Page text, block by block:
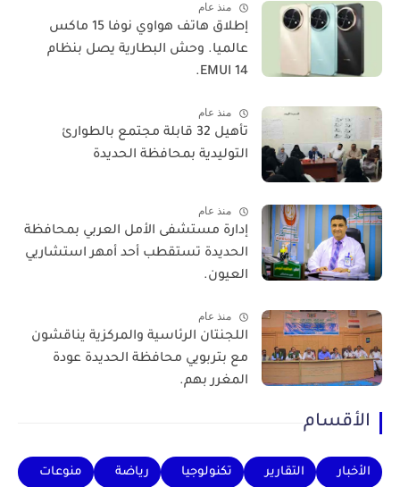
منذ عام
​إطلاق هاتف هواوي نوفا 15 ماكس
عالميا. وحش البطارية يصل بنظام
EMUI 14.
منذ عام
تأهيل 32 قابلة مجتمع بالطوارئ
التوليدية بمحافظة الحديدة
منذ عام
إدارة مستشفى الأمل العربي بمحافظة
الحديدة تستقطب أحد أمهر استشاريي
العيون.
منذ عام
اللجنتان الرئاسية والمركزية يناقشون
مع بتربويي محافظة الحديدة عودة
المغرر بهم.
الأقسام
الأخبار التقارير تكنولوجيا رياضة منوعات